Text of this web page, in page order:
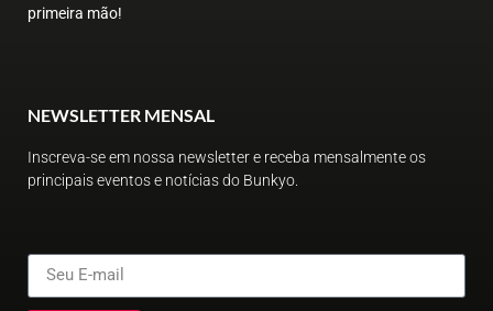
primeira mão!
NEWSLETTER MENSAL
Inscreva-se em nossa newsletter e receba mensalmente os
principais eventos e notícias do Bunkyo.